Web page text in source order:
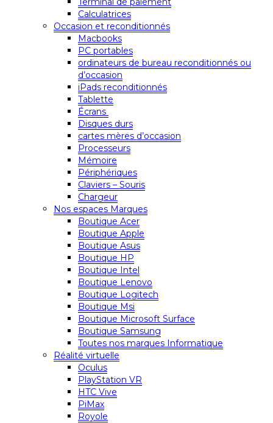
Calculatrices
Occasion et reconditionnés
Macbooks
PC portables
ordinateurs de bureau reconditionnés ou
d’occasion
iPads reconditionnés
Tablette
Écrans
Disques durs
cartes mères d’occasion
Processeurs
Mémoire
Périphériques
Claviers – Souris
Chargeur
Nos espaces Marques
Boutique Acer
Boutique Apple
Boutique Asus
Boutique HP
Boutique Intel
Boutique Lenovo
Boutique Logitech
Boutique Msi
Boutique Microsoft Surface
Boutique Samsung
Toutes nos marques Informatique
Réalité virtuelle
Oculus
PlayStation VR
HTC Vive
PiMax
Royole